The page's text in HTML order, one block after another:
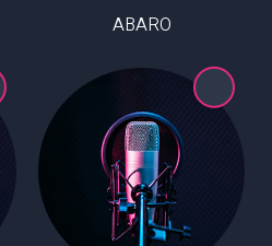
ABARO